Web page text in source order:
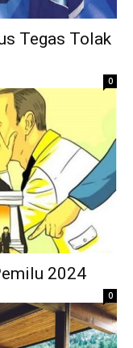
Tegas Tolak
0
2024
0